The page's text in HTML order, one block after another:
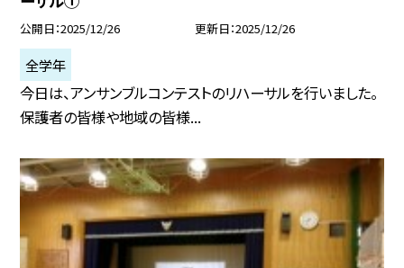
公開日 2025/12/26 更新日 2025/12/26
全学年
今日は、アンサンブルコンテストのリハーサルを行いました。
保護者の皆様や地域の皆様...